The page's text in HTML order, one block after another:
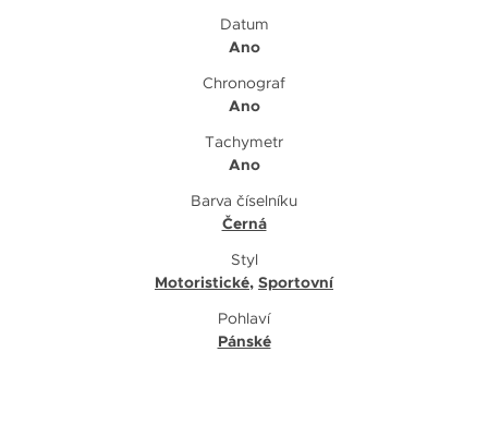
Datum
Ano
Chronograf
Ano
Tachymetr
Ano
Barva číselníku
Černá
Styl
Motoristické, Sportovní
Pohlaví
Pánské